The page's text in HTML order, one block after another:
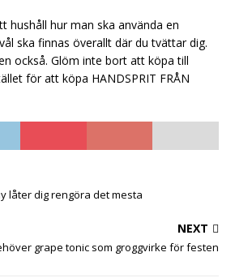
hushåll hur man ska använda en
ska finnas överallt där du tvättar dig.
också. Glöm inte bort att köpa till
för att köpa HANDSPRIT FRÅN
låter dig rengöra det mesta
NEXT
grape tonic som groggvirke för festen